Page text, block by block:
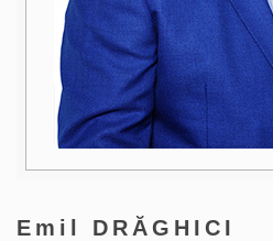
Emil DRĂGHICI